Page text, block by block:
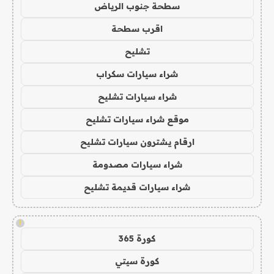
سطحة جنوب الرياض
اقرب سطحة
تشليح
شراء سيارات سكراب
شراء سيارات تشليح
موقع شراء سيارات تشليح
ارقام يشترون سيارات تشليح
شراء سيارات مصدومة
شراء سيارات قديمة تشليح
!
كورة 365
كورة سيتي